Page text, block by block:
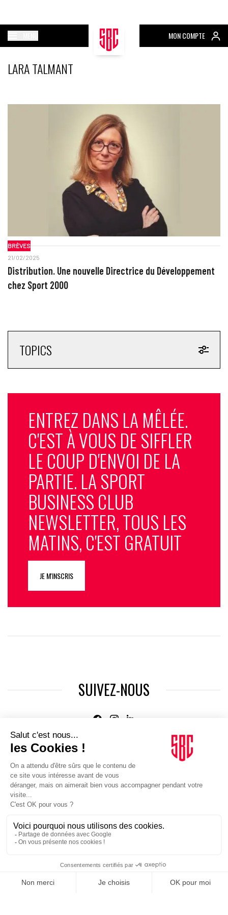
MON COMPTE
LARA TALMANT
BRÈVES
21/02/2025
Distribution. Une nouvelle Directrice du Développement
chez Sport 2000
TOPICS
ENTREZ DANS LA MÊLÉE.
C'EST À VOUS DE SIFFLER
LE COUP D'ENVOI DE LA
PARTIE. LA SPORT
BUSINESS CLUB
NEWSLETTER, TOUS LES
MATINS, C'EST GRATUIT
JE M'INSCRIS
SUIVEZ-NOUS
Agence web:Novius